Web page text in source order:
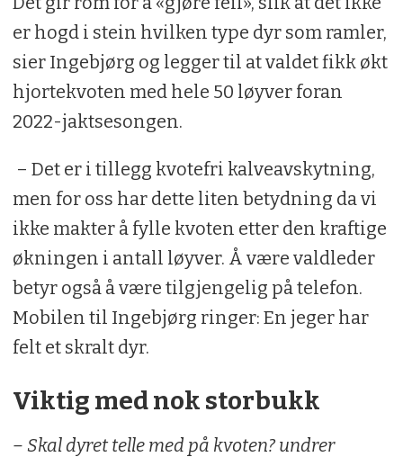
er hogd i stein hvilken type dyr som ramler,
sier Ingebjørg og legger til at valdet fikk økt
hjortekvoten med hele 50 løyver foran
2022-jaktsesongen.
– Det er i tillegg kvotefri kalveavskytning,
men for oss har dette liten betydning da vi
ikke makter å fylle kvoten etter den kraftige
økningen i antall løyver. Å være valdleder
betyr også å være tilgjengelig på telefon.
Mobilen til Ingebjørg ringer: En jeger har
felt et skralt dyr.
Viktig med nok storbukk
– Skal dyret telle med på kvoten? undrer